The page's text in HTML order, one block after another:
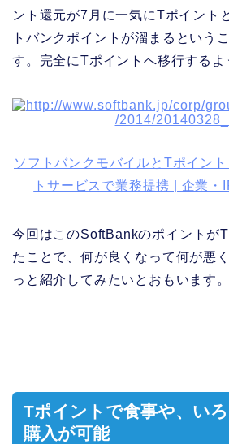
ント還元が7月に一気にTポイント
トバンクポイントが溜まるという
す。完全にTポイントへ移行するよ
ソフトバンクモバイルとTポイン
トサービスで業務提携 | 企業・
今回はこのSoftBankのポイントが
たことで、何が良くなって何が悪
っと紹介してみたいとおもいます。
Tポイントで食事や、い
購入が可能